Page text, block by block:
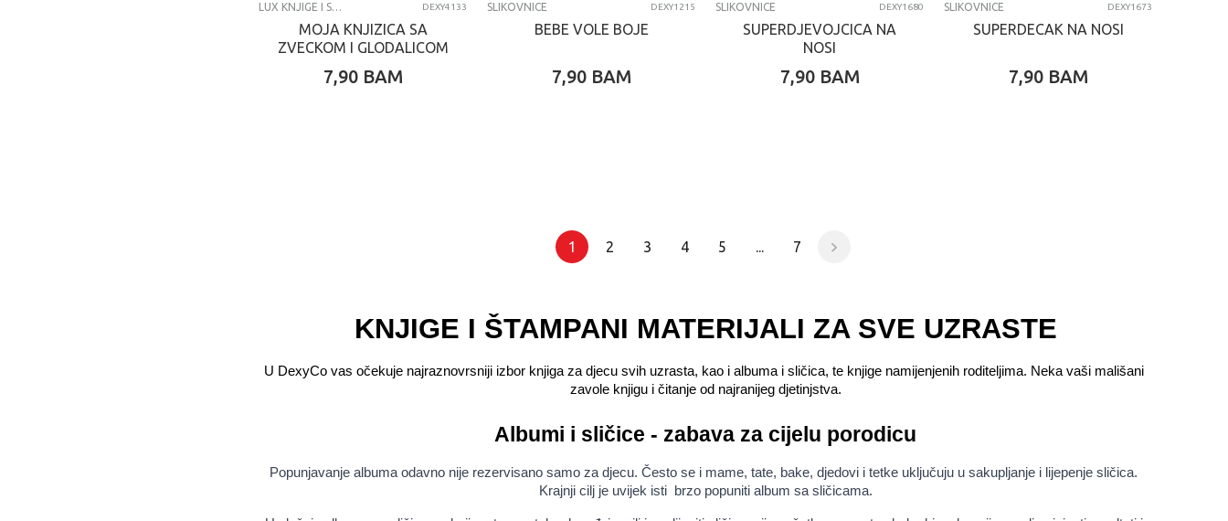
LUX KNJIGE I SPECIJALNA IZDANJA DEXY4133
MOJA KNJIZICA SA
ZVECKOM I GLODALICOM
7,90 BAM
SLIKOVNICE DEXY1215
BEBE VOLE BOJE
7,90 BAM
SLIKOVNICE DEXY1680
SUPERDJEVOJCICA NA
NOSI
7,90 BAM
SLIKOVNICE DEXY1673
SUPERDECAK NA NOSI
7,90 BAM
1 2 3 4 5 ... 7
KNJIGE I ŠTAMPANI MATERIJALI ZA SVE UZRASTE
U DexyCo vas očekuje najraznovrsniji izbor knjiga za djecu svih uzrasta, kao i albuma i sličica, te knjige namijenjenih roditeljima. Neka vaši mališani
zavole knjigu i čitanje od najranijeg djetinjstva.
Albumi i sličice - zabava za cijelu porodicu
Popunjavanje albuma odavno nije rezervisano samo za djecu. Često se i mame, tate, bake, djedovi i tetke uključuju u sakupljanje i lijepenje sličica.
Krajnji cilj je uvijek isti  brzo popuniti album sa sličicama.